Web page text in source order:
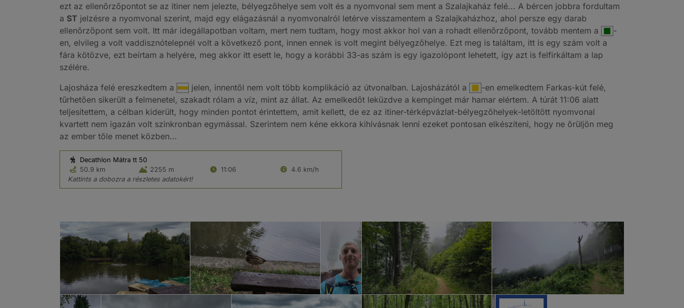
ezt az ellenőrzőpontot se az itiner nem jelezte, bélyegzőhelye sem volt és a nyomvonal sem ment a Szalajkaház felé... A bércen jobbra fordultam
a ST jelzésre a nyomvonal szerint, majd egy elágazásnál a nyomvonalról letérve visszamentem a Szalajkaházhoz, ahol persze egy darab
ellenőrzőpont sem volt. Itt már idegállapotban voltam, mert nem tudtam, hogy most akkor hol van a rohadt ellenőrzőpont, tovább mentem a
-
en, elvileg a volt vaddisznótelepnél volt a következő pont, innen ennek is volt megint bélyegzőhelye. Ezt meg is találtam, itt is egy szám volt a
fára kötözve, ezt beírtam a helyére, meg akkor itt esett le, hogy a korábbi 33-as szám is egy igazolópont lehetett, így azt is felfirkáltam a lap
szélére.
Lajosháza felé ereszkedtem a
jelen, innentől nem volt több komplikáció az útvonalban. Lajosházától a
-en emelkedtem Farkas-kút felé,
tűrhetően sikerült a felmenetel, szakadt rólam a víz, mint az állat. Az emelkedőt leküzdve a kempinget már hamar elértem. A túrát 11:06 alatt
teljesítettem, a célban kiderült, hogy minden pontot érintettem, amit kellett, de ez az itiner-térképvázlat-bélyegzőhelyek-letöltött nyomvonal
kvartett nem igazán volt szinkronban egymással. Szerintem nem kéne ekkora kihívásnak lenni ezeket pontosan elkészíteni, hogy ne őrüljön meg
az ember tőle menet közben...
Decathlon Mátra tt 50
50.9 km
2255 m 11:06
4.6 km/h
Kattints a dobozra a részletes adatokért!